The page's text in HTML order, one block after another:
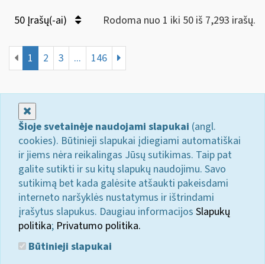
50 Įrašų(-ai) Rodoma nuo 1 iki 50 iš 7,293 irašų.
1 2 3 ... 146
Šioje svetainėje naudojami slapukai (angl.
cookies). Būtinieji slapukai įdiegiami automatiškai
ir jiems nėra reikalingas Jūsų sutikimas. Taip pat
galite sutikti ir su kitų slapukų naudojimu. Savo
sutikimą bet kada galėsite atšaukti pakeisdami
interneto naršyklės nustatymus ir ištrindami
įrašytus slapukus. Daugiau informacijos Slapukų
politika; Privatumo politika.
Būtinieji slapukai